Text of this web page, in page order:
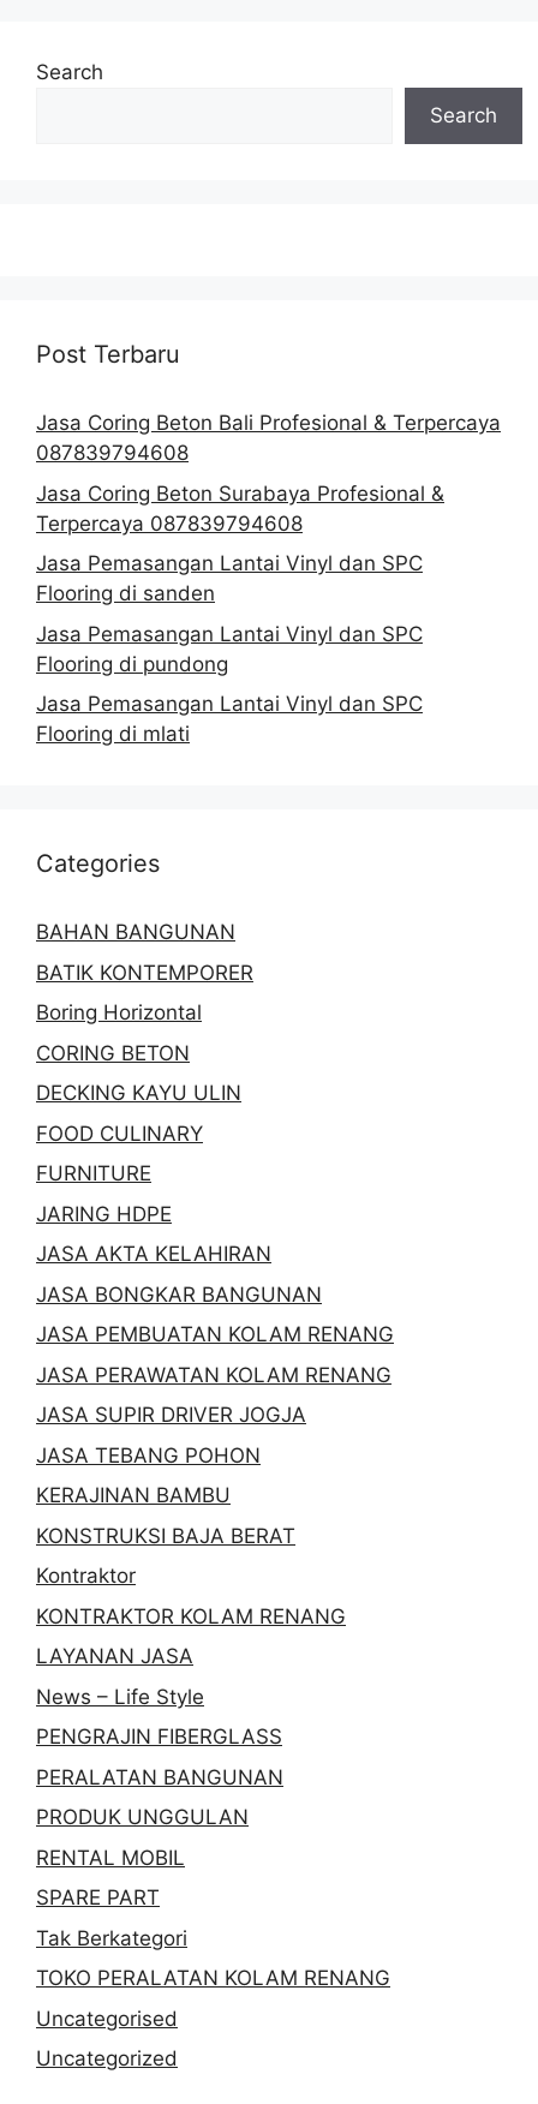
Search
Search
Post Terbaru
Jasa Coring Beton Bali Profesional & Terpercaya
087839794608
Jasa Coring Beton Surabaya Profesional &
Terpercaya 087839794608
Jasa Pemasangan Lantai Vinyl dan SPC
Flooring di sanden
Jasa Pemasangan Lantai Vinyl dan SPC
Flooring di pundong
Jasa Pemasangan Lantai Vinyl dan SPC
Flooring di mlati
Categories
BAHAN BANGUNAN
BATIK KONTEMPORER
Boring Horizontal
CORING BETON
DECKING KAYU ULIN
FOOD CULINARY
FURNITURE
JARING HDPE
JASA AKTA KELAHIRAN
JASA BONGKAR BANGUNAN
JASA PEMBUATAN KOLAM RENANG
JASA PERAWATAN KOLAM RENANG
JASA SUPIR DRIVER JOGJA
JASA TEBANG POHON
KERAJINAN BAMBU
KONSTRUKSI BAJA BERAT
Kontraktor
KONTRAKTOR KOLAM RENANG
LAYANAN JASA
News – Life Style
PENGRAJIN FIBERGLASS
PERALATAN BANGUNAN
PRODUK UNGGULAN
RENTAL MOBIL
SPARE PART
Tak Berkategori
TOKO PERALATAN KOLAM RENANG
Uncategorised
Uncategorized